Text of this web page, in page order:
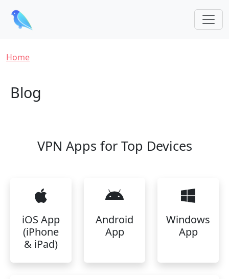
Breadcrumb
Home
Blog
VPN Apps for Top Devices
iOS App
(iPhone
& iPad)
Android
App
Windows
App